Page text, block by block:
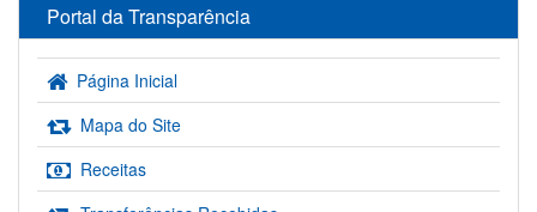
Portal da Transparência
Página Inicial
Mapa do Site
Receitas